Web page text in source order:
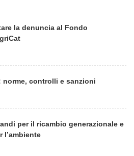
la denuncia al Fondo
norme, controlli e sanzioni
per il ricambio generazionale e
l’ambiente